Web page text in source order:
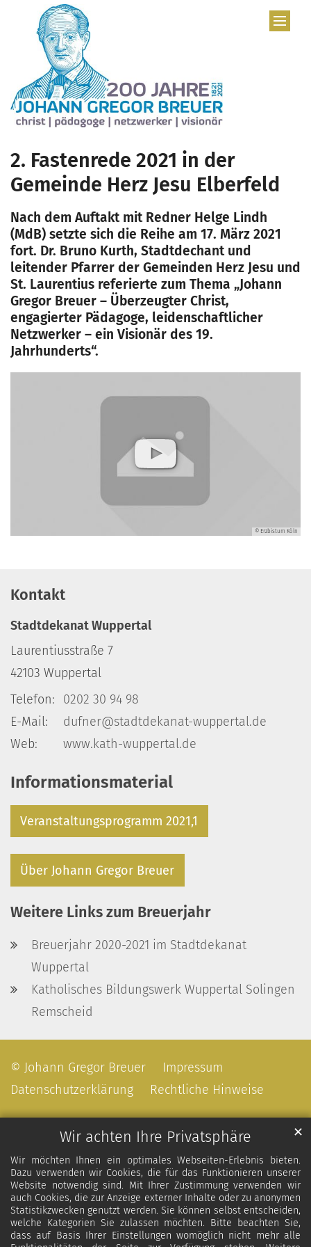
Wir achten Ihre Privatsphäre
Wir möchten Ihnen ein optimales Webseiten-Erlebnis bieten.
Dazu verwenden wir Cookies, die für das Funktionieren unserer
Website notwendig sind. Mit Ihrer Zustimmung verwenden wir
auch Cookies, die zur Anzeige externer Inhalte oder zu anonymen
Statistikzwecken genutzt werden. Sie können selbst entscheiden,
welche Kategorien Sie zulassen möchten. Bitte beachten Sie,
dass auf Basis Ihrer Einstellungen womöglich nicht mehr alle
✕
Zum Inhalt springen
2. Fastenrede 2021 in der
Gemeinde Herz Jesu Elberfeld
Nach dem Auftakt mit Redner Helge Lindh
(MdB) setzte sich die Reihe am 17. März 2021
fort. Dr. Bruno Kurth, Stadtdechant und
leitender Pfarrer der Gemeinden Herz Jesu und
St. Laurentius referierte zum Thema „Johann
Gregor Breuer – Überzeugter Christ,
engagierter Pädagoge, leidenschaftlicher
Netzwerker – ein Visionär des 19.
Jahrhunderts“.
© Erzbistum Köln
Kontakt
Stadtdekanat Wuppertal
Laurentiusstraße 7
42103 Wuppertal
Telefon:
0202 30 94 98
E-Mail:
dufner@stadtdekanat-wuppertal.de
Web:
www.kath-wuppertal.de
Informationsmaterial
Veranstaltungsprogramm 2021,1
Über Johann Gregor Breuer
Weitere Links zum Breuerjahr
Breuerjahr 2020-2021 im Stadtdekanat
Wuppertal
Katholisches Bildungswerk Wuppertal Solingen
Remscheid
© Johann Gregor Breuer
Impressum
Datenschutzerklärung
Rechtliche Hinweise